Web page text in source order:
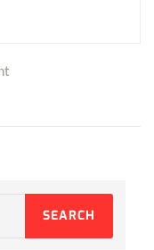
SEARCH